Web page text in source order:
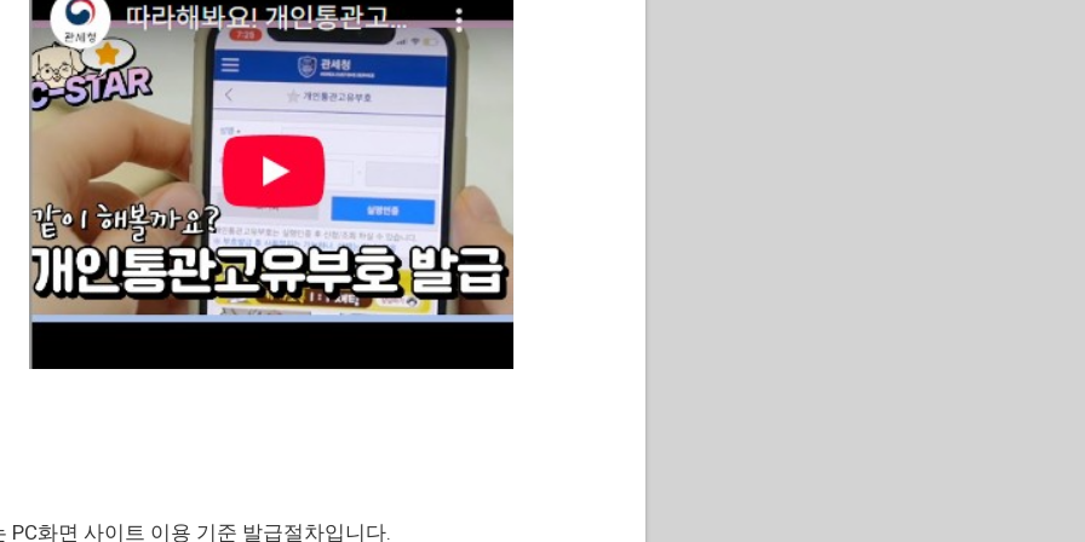
PC화면 사이트 이용 기준 발급절차입니다.